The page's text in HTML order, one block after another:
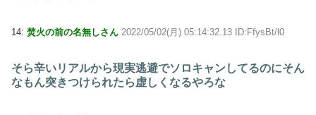
14: 焚火の前の名無しさん 2022/05/02(月) 05:14:32.13 ID:FfysBt/l0
そら辛いリアルから現実逃避でソロキャンしてるのにそん
なもん突きつけられたら虚しくなるやろな